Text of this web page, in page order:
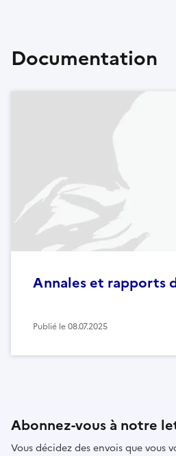
Documentation
Annales et rapports
Publié le08.07.2025
Abonnez-vous à notre
Vous décidez des envois que vous